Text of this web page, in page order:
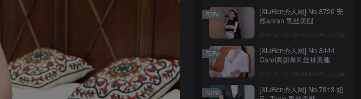
[XiuRen秀人网] No.8720 安
然anran 黑丝美腿
11月17日 00:20 100W+人已阅读
TOP4
[XiuRen秀人网] No.8444
Carol周妍希X 丝袜美腿
11月17日 00:04 100W+人已阅读
TOP5
[XiuRen秀人网] No.7813 妲
TOP6